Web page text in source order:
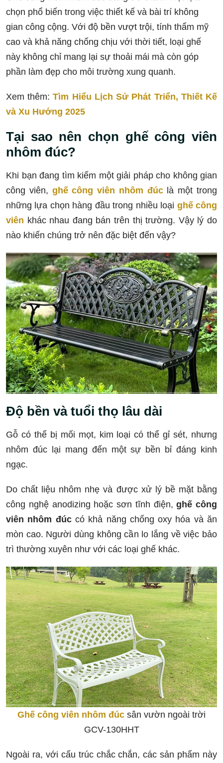
chọn phổ biến trong việc thiết kế và bài trí không
gian công cộng. Với độ bền vượt trội, tính thẩm mỹ
cao và khả năng chống chịu với thời tiết, loại ghế
này không chỉ mang lại sự thoải mái mà còn góp
phần làm đẹp cho môi trường xung quanh.
Xem thêm:Tìm Hiểu Lịch Sử Phát Triển, Thiết Kế
và Xu Hướng 2025
Tại sao nên chọn ghế công viên
nhôm đúc?
Khi bạn đang tìm kiếm một giải pháp cho không gian
công viên, ghế công viên nhôm đúclà một trong
những lựa chọn hàng đầu trong nhiều loại ghế công
viên khác nhau đang bán trên thị trường. Vậy lý do
nào khiến chúng trở nên đặc biệt đến vậy?
Độ bền và tuổi thọ lâu dài
Gỗ có thể bị mối mọt, kim loại có thể gỉ sét, nhưng
nhôm đúc lại mang đến một sự bền bỉ đáng kinh
ngạc.
Do chất liệu nhôm nhẹ và được xử lý bề mặt bằng
công nghệ anodizing hoặc sơn tĩnh điện,ghế công
viên nhôm đúccó khả năng chống oxy hóa và ăn
mòn cao. Người dùng không cần lo lắng về việc bảo
trì thường xuyên như với các loại ghế khác.
Ghế công viên nhôm đúc sân vườn ngoài trời
GCV-130HHT
Ngoài ra, với cấu trúc chắc chắn, các sản phẩm này